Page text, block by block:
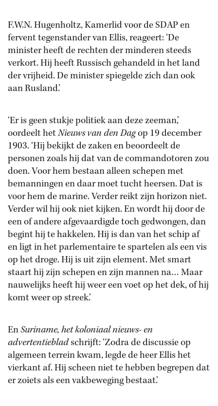
F.W.N. Hugenholtz, Kamerlid voor de SDAP en
fervent tegenstander van Ellis, reageert: ‘De
minister heeft de rechten der minderen steeds
verkort. Hij heeft Russisch gehandeld in het land
der vrijheid. De minister spiegelde zich dan ook
aan Rusland.’
‘Er is geen stukje politiek aan deze zeeman,’
oordeelt hetNieuws van den Dagop 19 december
1903. ‘Hij bekijkt de zaken en beoordeelt de
personen zoals hij dat van de commandotoren zou
doen. Voor hem bestaan alleen schepen met
bemanningen en daar moet tucht heersen. Dat is
voor hem de marine. Verder reikt zijn horizon niet.
Verder wil hij ook niet kijken. En wordt hij door de
een of andere afgevaardigde toch gedwongen, dan
begint hij te hakkelen. Hij is dan van het schip af
en ligt in het parlementaire te spartelen als een vis
op het droge. Hij is uit zijn element. Met smart
staart hij zijn schepen en zijn mannen na… Maar
nauwelijks heeft hij weer een voet op het dek, of hij
komt weer op streek.’
EnSuriname, het koloniaal nieuws- en
advertentiebladschrijft: ‘Zodra de discussie op
algemeen terrein kwam, legde de heer Ellis het
vierkant af. Hij scheen niet te hebben begrepen dat
er zoiets als een vakbeweging bestaat.’